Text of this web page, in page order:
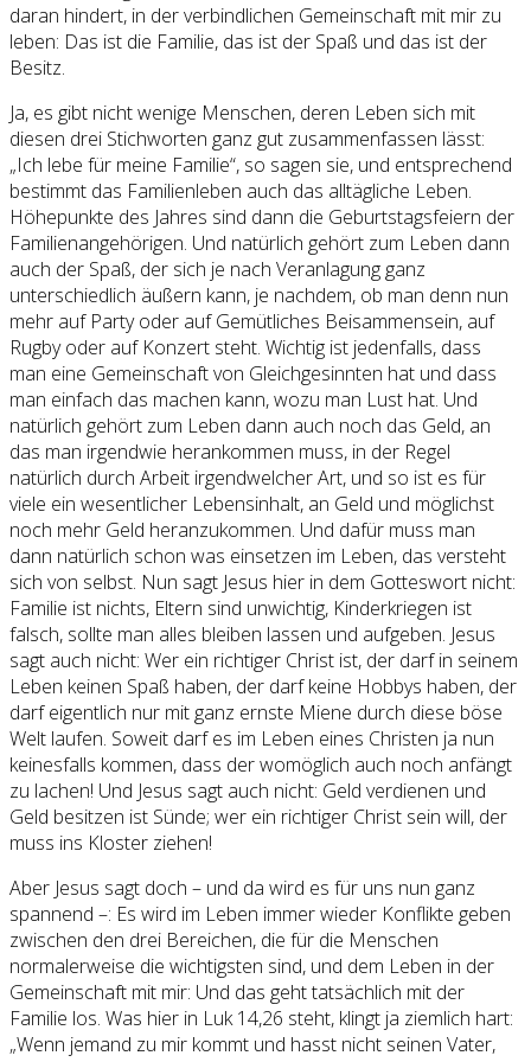
daran hindert, in der verbindlichen Gemeinschaft mit mir zu
leben: Das ist die Familie, das ist der Spaß und das ist der
Besitz.
Ja, es gibt nicht wenige Menschen, deren Leben sich mit
diesen drei Stichworten ganz gut zusammenfassen lässt:
„Ich lebe für meine Familie“, so sagen sie, und entsprechend
bestimmt das Familienleben auch das alltägliche Leben.
Höhepunkte des Jahres sind dann die Geburtstagsfeiern der
Familienangehörigen. Und natürlich gehört zum Leben dann
auch der Spaß, der sich je nach Veranlagung ganz
unterschiedlich äußern kann, je nachdem, ob man denn nun
mehr auf Party oder auf Gemütliches Beisammensein, auf
Rugby oder auf Konzert steht. Wichtig ist jedenfalls, dass
man eine Gemeinschaft von Gleichgesinnten hat und dass
man einfach das machen kann, wozu man Lust hat. Und
natürlich gehört zum Leben dann auch noch das Geld, an
das man irgendwie herankommen muss, in der Regel
natürlich durch Arbeit irgendwelcher Art, und so ist es für
viele ein wesentlicher Lebensinhalt, an Geld und möglichst
noch mehr Geld heranzukommen. Und dafür muss man
dann natürlich schon was einsetzen im Leben, das versteht
sich von selbst. Nun sagt Jesus hier in dem Gotteswort nicht:
Familie ist nichts, Eltern sind unwichtig, Kinderkriegen ist
falsch, sollte man alles bleiben lassen und aufgeben. Jesus
sagt auch nicht: Wer ein richtiger Christ ist, der darf in seinem
Leben keinen Spaß haben, der darf keine Hobbys haben, der
darf eigentlich nur mit ganz ernste Miene durch diese böse
Welt laufen. Soweit darf es im Leben eines Christen ja nun
keinesfalls kommen, dass der womöglich auch noch anfängt
zu lachen! Und Jesus sagt auch nicht: Geld verdienen und
Geld besitzen ist Sünde; wer ein richtiger Christ sein will, der
muss ins Kloster ziehen!
Aber Jesus sagt doch – und da wird es für uns nun ganz
spannend –: Es wird im Leben immer wieder Konflikte geben
zwischen den drei Bereichen, die für die Menschen
normalerweise die wichtigsten sind, und dem Leben in der
Gemeinschaft mit mir: Und das geht tatsächlich mit der
Familie los. Was hier in Luk 14,26 steht, klingt ja ziemlich hart:
„Wenn jemand zu mir kommt und hasst nicht seinen Vater,